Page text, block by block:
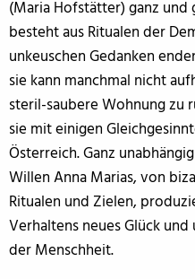
(Maria Hofstätter) ganz und
besteht aus Ritualen der
unkeuschen Gedanken
sie kann manchmal nicht
steril-saubere Wohnung zu
sie mit einigen
Österreich. Ganz
Willen Anna Marias, von
Ritualen und Zielen,
Verhaltens neues Glück
der Menschheit.